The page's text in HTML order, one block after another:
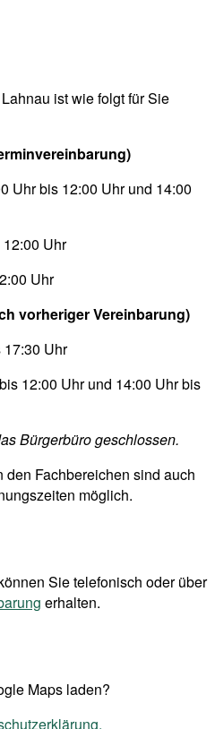
ist wie folgt für Sie
Uhr bis 12:00 Uhr und 14:00
Uhr
Uhr
vorheriger Vereinbarung)
Uhr
12:00 Uhr und 14:00 Uhr bis
Bürgerbüro geschlossen.
den Fachbereichen sind auch
möglich.
Sie telefonisch oder über
erhalten.
Maps laden?